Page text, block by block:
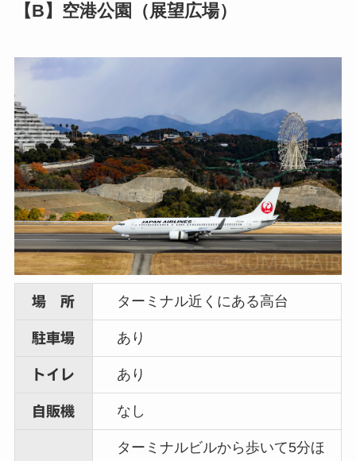
【B】空港公園（展望広場）
場 所 ターミナル近くにある高台
駐車場 あり
トイレ あり
自販機 なし
ターミナルビルから歩いて5分ほ